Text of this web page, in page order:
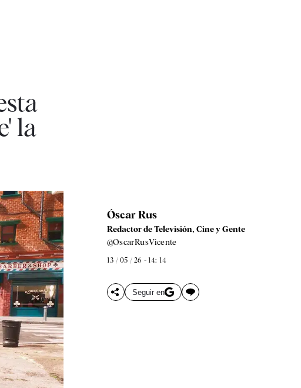
la
Óscar Rus
Redactor de Televisión, Cine y Gente
@OscarRusVicente
13 / 05 / 26 - 14: 14
Seguir en